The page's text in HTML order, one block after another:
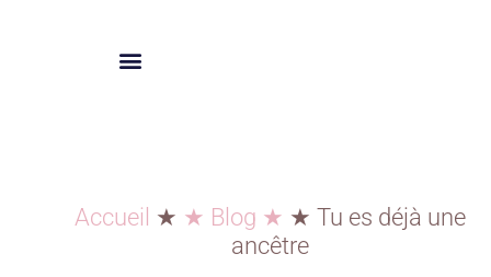
Accueil ★ ★ Blog ★ ★ Tu es déjà une
ancêtre